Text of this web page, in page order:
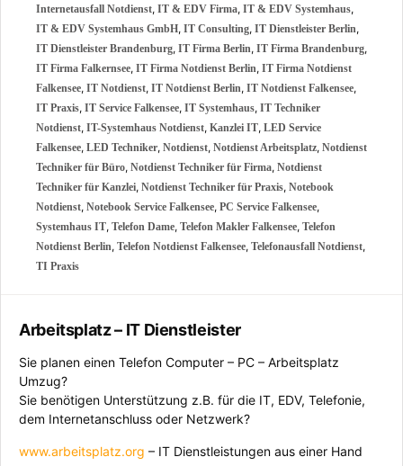
Internetausfall Notdienst, IT & EDV Firma, IT & EDV Systemhaus,
IT & EDV Systemhaus GmbH, IT Consulting, IT Dienstleister Berlin,
IT Dienstleister Brandenburg, IT Firma Berlin, IT Firma Brandenburg,
IT Firma Falkernsee, IT Firma Notdienst Berlin, IT Firma Notdienst
Falkensee, IT Notdienst, IT Notdienst Berlin, IT Notdienst Falkensee,
IT Praxis, IT Service Falkensee, IT Systemhaus, IT Techniker
Notdienst, IT-Systemhaus Notdienst, Kanzlei IT, LED Service
Falkensee, LED Techniker, Notdienst, Notdienst Arbeitsplatz, Notdienst
Techniker für Büro, Notdienst Techniker für Firma, Notdienst
Techniker für Kanzlei, Notdienst Techniker für Praxis, Notebook
Notdienst, Notebook Service Falkensee, PC Service Falkensee,
Systemhaus IT, Telefon Dame, Telefon Makler Falkensee, Telefon
Notdienst Berlin, Telefon Notdienst Falkensee, Telefonausfall Notdienst,
TI Praxis
Arbeitsplatz – IT Dienstleister
Sie planen einen Telefon Computer – PC – Arbeitsplatz
Umzug?
Sie benötigen Unterstützung z.B. für die IT, EDV, Telefonie,
dem Internetanschluss oder Netzwerk?
www.arbeitsplatz.org – IT Dienstleistungen aus einer Hand